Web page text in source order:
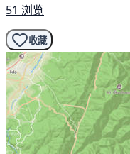
51 浏览
收藏